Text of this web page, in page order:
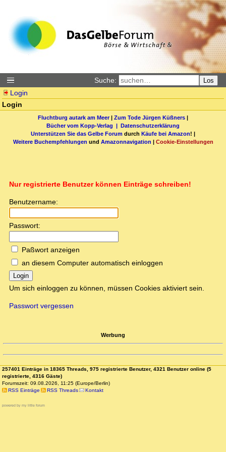
Suche: Los
Login
Login
Fluchtburg autark am Meer| Zum Tode Jürgen Küßners |
Bücher vom Kopp-Verlag | Datenschutzerklärung
Unterstützen Sie das Gelbe Forum durch Käufe bei Amazon! |
Weitere Buchempfehlungen und Amazonnavigation | Cookie-Einstellungen
Nur registrierte Benutzer können Einträge schreiben!
Benutzername:
Passwort:
Paßwort anzeigen
an diesem Computer automatisch einloggen
Login
Um sich einloggen zu können, müssen Cookies aktiviert sein.
Passwort vergessen
Werbung
257401 Einträge in 18365 Threads, 975 registrierte Benutzer, 4321 Benutzer online (5
registrierte, 4316 Gäste)
Forumszeit: 09.08.2026, 11:25 (Europe/Berlin)
RSS Einträge
RSS Threads Kontakt
powered by my little forum